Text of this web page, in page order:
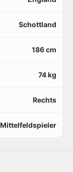
Schottland
186 cm
74 kg
Rechts
Mittelfeldspieler